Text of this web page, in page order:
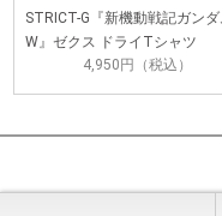
STRICT-G『新機動戦記ガンダ
W』ゼクス ドライTシャツ
4,950円（税込）